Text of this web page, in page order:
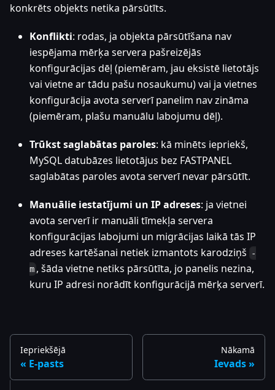
konkrēts objekts netika pārsūtīts.
Konflikti: rodas, ja objekta pārsūtīšana nav
iespējama mērķa servera pašreizējās
konfigurācijas dēļ (piemēram, jau eksistē lietotājs
vai vietne ar tādu pašu nosaukumu) vai ja vietnes
konfigurācija avota serverī panelim nav zināma
(piemēram, plašu manuālu labojumu dēļ).
Trūkst saglabātas paroles: kā minēts iepriekš,
MySQL datubāzes lietotājus bez FASTPANEL
saglabātas paroles avota serverī nevar pārsūtīt.
Manuālie iestatījumi un IP adreses: ja vietnei
avota serverī ir manuāli tīmekļa servera
konfigurācijas labojumi un migrācijas laikā tās IP
adreses kartēšanai netiek izmantots karodziņš
-
m , šāda vietne netiks pārsūtīta, jo panelis nezina,
kuru IP adresi norādīt konfigurācijā mērķa serverī.
Iepriekšējā
E-pasts
Nākamā
Ievads